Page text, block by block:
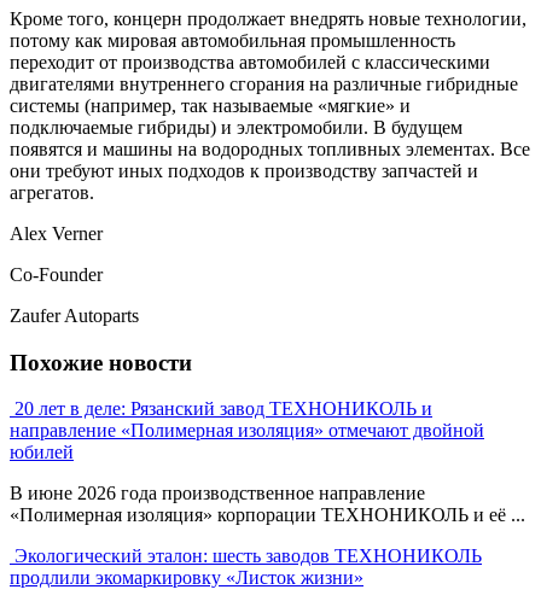
Кроме того, концерн продолжает внедрять новые технологии,
потому как мировая автомобильная промышленность
переходит от производства автомобилей с классическими
двигателями внутреннего сгорания на различные гибридные
системы (например, так называемые «мягкие» и
подключаемые гибриды) и электромобили. В будущем
появятся и машины на водородных топливных элементах. Все
они требуют иных подходов к производству запчастей и
агрегатов.
Alex Verner
Co-Founder
Zaufer Autoparts
Похожие новости
20 лет в деле: Рязанский завод ТЕХНОНИКОЛЬ и
направление «Полимерная изоляция» отмечают двойной
юбилей
В июне 2026 года производственное направление
«Полимерная изоляция» корпорации ТЕХНОНИКОЛЬ и её ...
Экологический эталон: шесть заводов ТЕХНОНИКОЛЬ
продлили экомаркировку «Листок жизни»